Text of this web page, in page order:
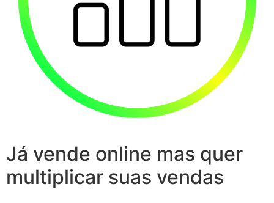
Já vende online mas quer
multiplicar suas vendas